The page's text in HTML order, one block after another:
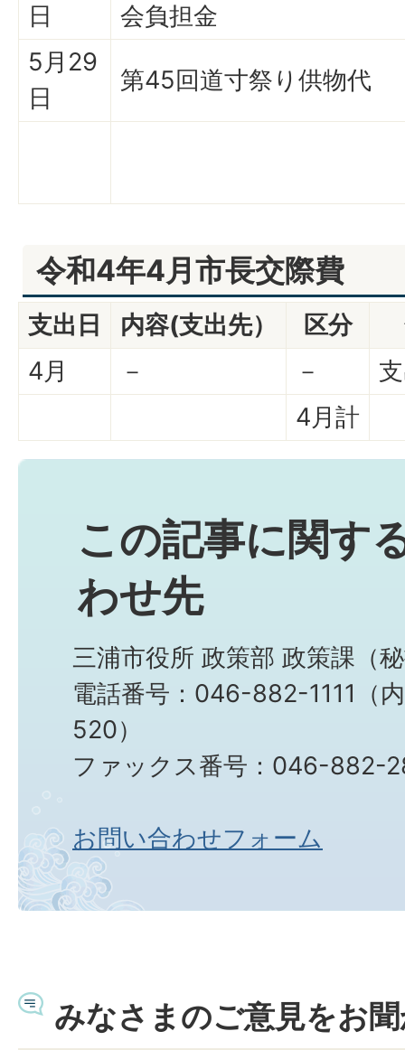
日
会負担金
5月29
日
第45回道寸祭り供物代
令和4年4月市長交際費
支出日 内容(支出先） 区分
4月
－ －
4月計
この記事に関す
わせ先
三浦市役所 政策部 政策課（
電話番号：046-882-1111（
520）
ファックス番号：046-882-
お問い合わせフォーム
みなさまのご意見をお